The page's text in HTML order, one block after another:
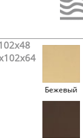
Бежевый